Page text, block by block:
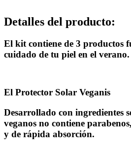
Detalles del producto:
El kit contiene de 3 productos
cuidado de tu piel en el verano.
El Protector Solar Veganis
Desarrollado con ingredientes
veganos no contiene
y de rápida absorción.